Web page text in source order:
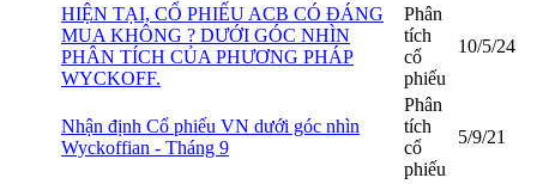
HIỆN TẠI, CỔ PHIẾU ACB CÓ ĐÁNG
MUA KHÔNG ? DƯỚI GÓC NHÌN
PHÂN TÍCH CỦA PHƯƠNG PHÁP
WYCKOFF.
Phân
tích
cổ
phiếu
10/5/24
Nhận định Cổ phiếu VN dưới góc nhìn
Wyckoffian - Tháng 9
Phân
tích
cổ
phiếu
5/9/21